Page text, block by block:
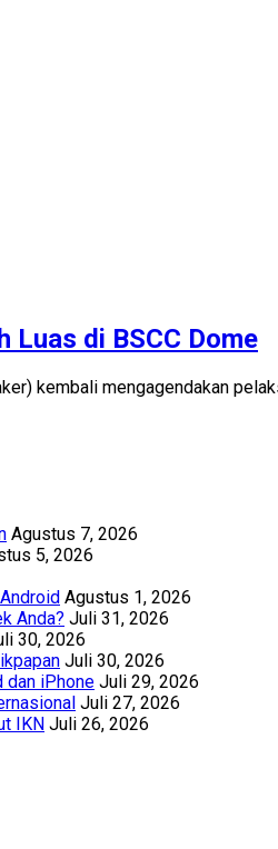
Luas di BSCC Dome
kembali mengagendakan
Agustus 7, 2026
5, 2026
Agustus 1, 2026
Anda? Juli 31, 2026
30, 2026
Juli 30, 2026
dan iPhone Juli 29, 2026
Juli 27, 2026
IKN Juli 26, 2026